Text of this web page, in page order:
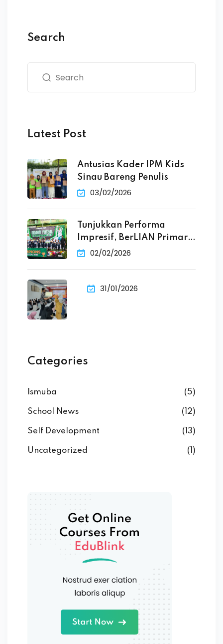
Search
Latest Post
Antusias Kader IPM Kids
Sinau Bareng Penulis
03/02/2026
Tunjukkan Performa
Impresif, BerLIAN Primary
School Raih
02/02/2026
31/01/2026
Categories
Ismuba (5)
School News (12)
Self Development (13)
Uncategorized (1)